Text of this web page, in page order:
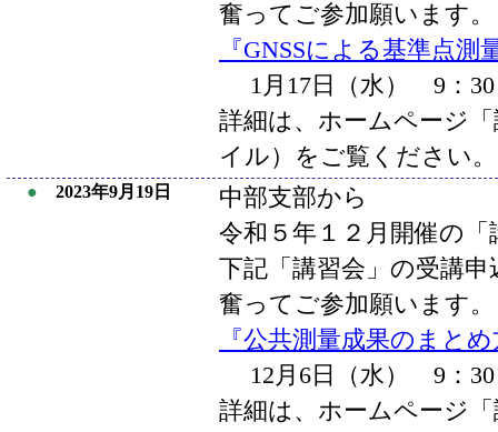
奮ってご参加願います。
『GNSSによる基準点測
1月17日（水） 9：30
詳細は、ホームページ
イル）をご覧ください。
● 2023年9月19日
中部支部から
令和５年１２月開催の
下記「講習会」の受講
奮ってご参加願います。
『公共測量成果のまと
12月6日（水） 9：
詳細は、ホームページ